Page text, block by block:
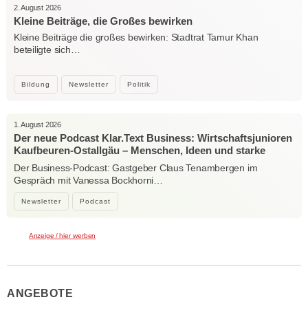
Bildung Newsletter Politik
2. August 2026
Kleine Beiträge, die Großes bewirken
Kleine Beiträge die großes bewirken: Stadtrat Tamur Khan
beteiligte sich…
Newsletter Podcast
1. August 2026
Der neue Podcast Klar.Text Business: Wirtschaftsjunioren
Kaufbeuren-Ostallgäu – Menschen, Ideen und starke
Verbindungen
Der Business-Podcast: Gastgeber Claus Tenambergen im
Gespräch mit Vanessa Bockhorni…
Anzeige / hier werben
ANGEBOTE